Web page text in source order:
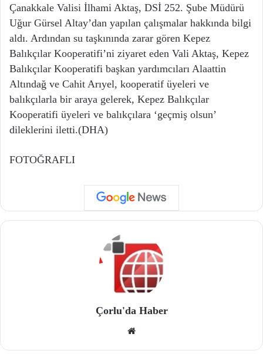
Çanakkale Valisi İlhami Aktaş, DSİ 252. Şube Müdürü
Uğur Gürsel Altay’dan yapılan çalışmalar hakkında bilgi
aldı. Ardından su taşkınında zarar gören Kepez
Balıkçılar Kooperatifi’ni ziyaret eden Vali Aktaş, Kepez
Balıkçılar Kooperatifi başkan yardımcıları Alaattin
Altındağ ve Cahit Arıyel, kooperatif üyeleri ve
balıkçılarla bir araya gelerek, Kepez Balıkçılar
Kooperatifi üyeleri ve balıkçılara ‘geçmiş olsun’
dileklerini iletti.(DHA)
FOTOĞRAFLI
Çorlu'da Haber